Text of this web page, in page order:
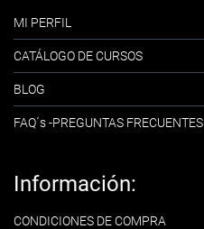
MI PERFIL
CATÁLOGO DE CURSOS
BLOG
FAQ´s -PREGUNTAS FRECUENTES
Información:
CONDICIONES DE COMPRA